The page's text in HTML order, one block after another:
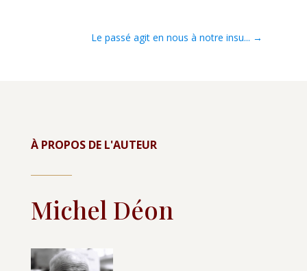
Le passé agit en nous à notre insu... →
À PROPOS DE L'AUTEUR
Michel Déon